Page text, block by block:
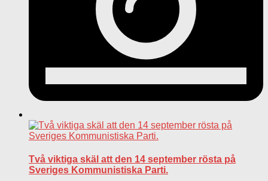
Två viktiga skäl att den 14 september rösta på
Sveriges Kommunistiska Parti.